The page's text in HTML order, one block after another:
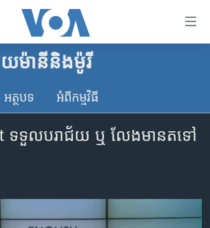
យ​ម៉ានី​និង​ម៉ូរី
អត្ថបទ​ អំពី​កម្មវិធី​
ទទួល​បរាជ័យ ឬ លែង​មាន​តទៅ​